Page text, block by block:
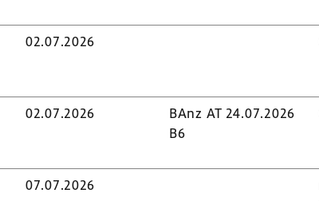
02.07.2026
02.07.2026
BAnz AT 24.07.2026
B6
07.07.2026